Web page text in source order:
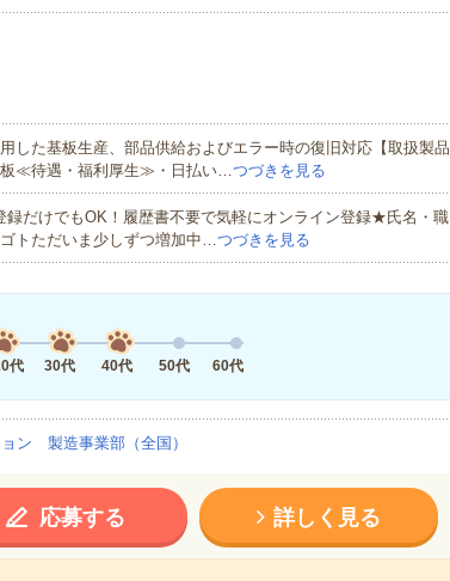
した基板生産、部品供給およびエラー時の復旧対応【取扱製品
板≪待遇・福利厚生≫・日払い…つづきを見る
だけでもOK！履歴書不要で気軽にオンライン登録★氏名・職
トただいま少しずつ増加中…つづきを見る
代
30代 40代 50代 60代
ン 製造事業部（全国）
応募する 詳しく見る